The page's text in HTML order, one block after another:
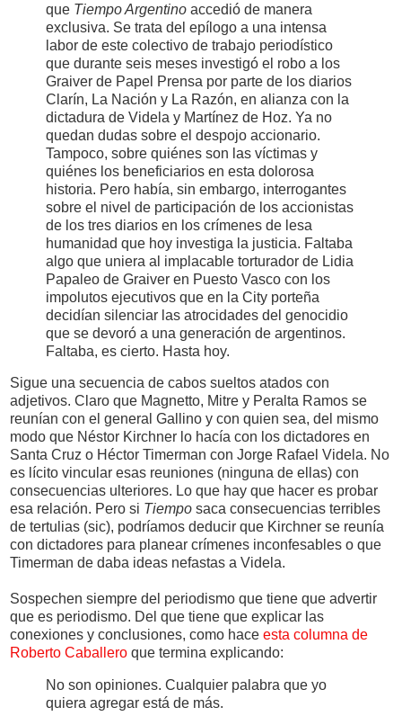
que Tiempo Argentino accedió de manera
exclusiva. Se trata del epílogo a una intensa
labor de este colectivo de trabajo periodístico
que durante seis meses investigó el robo a los
Graiver de Papel Prensa por parte de los diarios
Clarín, La Nación y La Razón, en alianza con la
dictadura de Videla y Martínez de Hoz. Ya no
quedan dudas sobre el despojo accionario.
Tampoco, sobre quiénes son las víctimas y
quiénes los beneficiarios en esta dolorosa
historia. Pero había, sin embargo, interrogantes
sobre el nivel de participación de los accionistas
de los tres diarios en los crímenes de lesa
humanidad que hoy investiga la justicia. Faltaba
algo que uniera al implacable torturador de Lidia
Papaleo de Graiver en Puesto Vasco con los
impolutos ejecutivos que en la City porteña
decidían silenciar las atrocidades del genocidio
que se devoró a una generación de argentinos.
Faltaba, es cierto. Hasta hoy.
Sigue una secuencia de cabos sueltos atados con
adjetivos. Claro que Magnetto, Mitre y Peralta Ramos se
reunían con el general Gallino y con quien sea, del mismo
modo que Néstor Kirchner lo hacía con los dictadores en
Santa Cruz o Héctor Timerman con Jorge Rafael Videla. No
es lícito vincular esas reuniones (ninguna de ellas) con
consecuencias ulteriores. Lo que hay que hacer es probar
esa relación. Pero si Tiempo saca consecuencias terribles
de tertulias (sic), podríamos deducir que Kirchner se reunía
con dictadores para planear crímenes inconfesables o que
Timerman de daba ideas nefastas a Videla.
Sospechen siempre del periodismo que tiene que advertir
que es periodismo. Del que tiene que explicar las
conexiones y conclusiones, como hace esta columna de
Roberto Caballero que termina explicando:
No son opiniones. Cualquier palabra que yo
quiera agregar está de más.